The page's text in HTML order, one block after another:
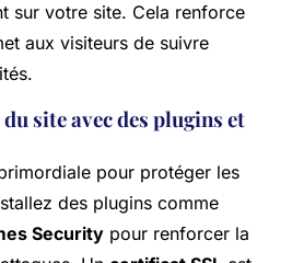
sur votre site. Cela renforce
aux visiteurs de suivre
site avec des plugins et
pour protéger les
des plugins comme
Security pour renforcer la